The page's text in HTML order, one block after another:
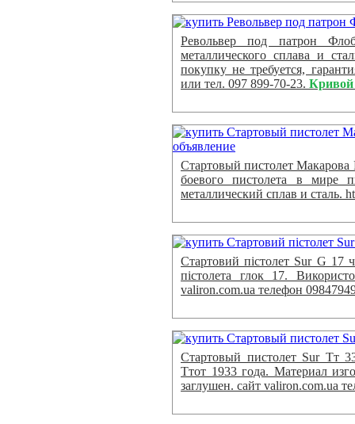
Револьвер под патрон
металлического сплава и
покупку не требуется,
или тел. 097 899-70-23. Кривой
Стартовый пистолет Макарова
боевого пистолета в мире
металлический сплав и сталь.
Стартовий пістолет Sur G 17
пістолета глок 17.
valiron.com.ua телефон
Стартовый пистолет Sur Тт
Ттот 1933 года. Материал
заглушен. сайт valiron.com.ua